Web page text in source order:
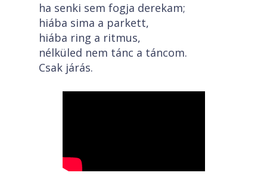
ha senki sem fogja derekam;
hiába sima a parkett,
hiába ring a ritmus,
nélküled nem tánc a táncom.
Csak járás.